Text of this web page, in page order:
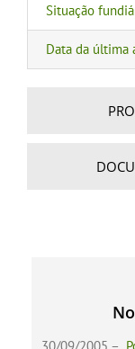
Situação
Data da última
30/09/2005 –